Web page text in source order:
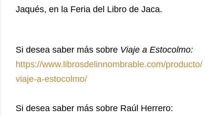
Jaqués, en la Feria del Libro de Jaca.
Si desea saber más sobre Viaje a Estocolmo:
https://www.librosdelinnombrable.com/producto/
viaje-a-estocolmo/
Si desea saber más sobre Raúl Herrero: